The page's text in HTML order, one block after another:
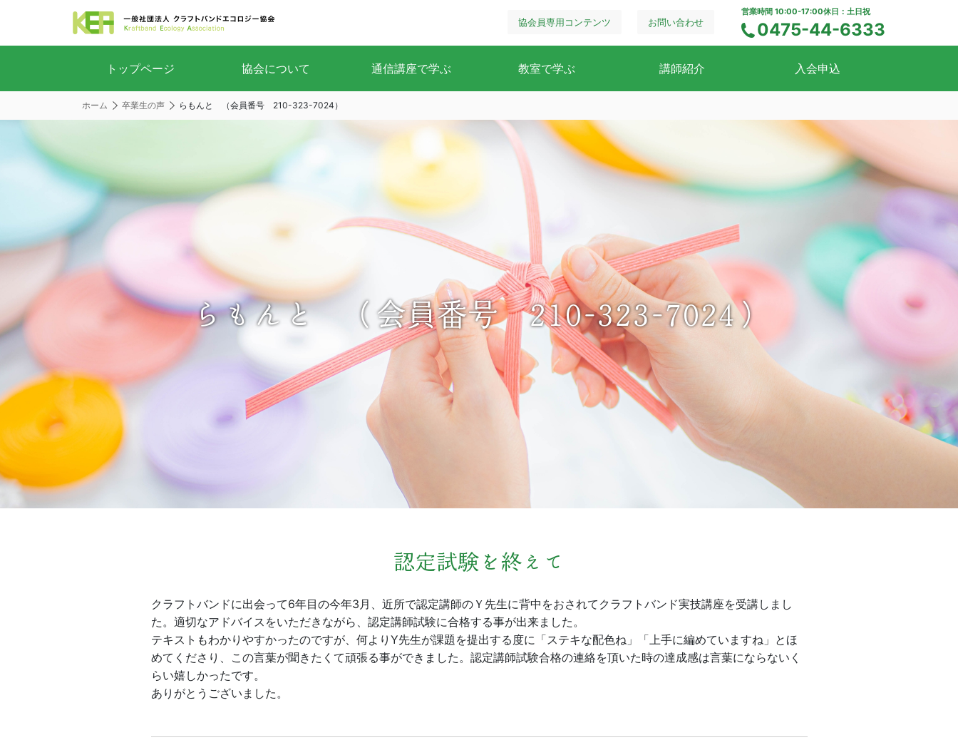
トップページ 協会について 通信講座で学ぶ 教室で学ぶ 講師紹介 入会申込
協会員専用コンテンツ お問い合わせ
電話でのお問い合わせ
0475-44-6333
営業時間 10:00-17:00休日：土日祝
ホーム 卒業生の声 らもんと （会員番号 210-323-7024）
らもんと （会員番号 210-323-7024）
認定試験を終えて
クラフトバンドに出会って6年目の今年3月、近所で認定講師のＹ先生に背中をおされてクラフトバンド実技講座を受講しまし
た。適切なアドバイスをいただきながら、認定講師試験に合格する事が出来ました。
テキストもわかりやすかったのですが、何よりY先生が課題を提出する度に「ステキな配色ね」「上手に編めていますね」とほ
めてくださり、この言葉が聞きたくて頑張る事ができました。認定講師試験合格の連絡を頂いた時の達成感は言葉にならないく
らい嬉しかったです。
ありがとうございました。